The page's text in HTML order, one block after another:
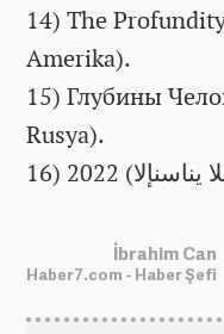
14) The
Amerika).
15) Глубины
Rusya).
İbrahim Can
Haber7.com - Haber Şefi